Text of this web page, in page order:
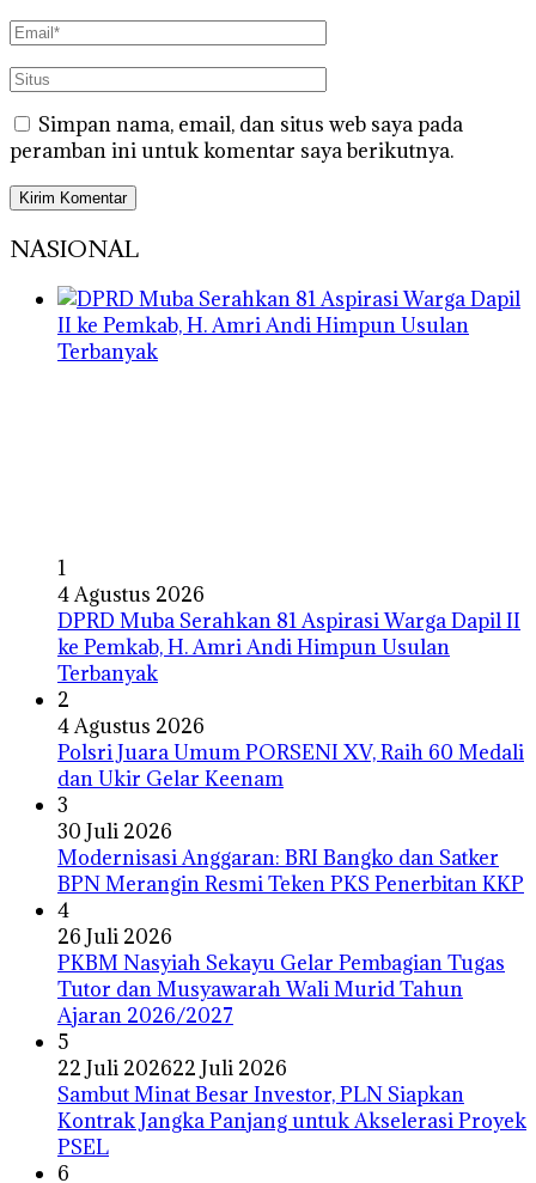
Simpan nama, email, dan situs web saya pada
peramban ini untuk komentar saya berikutnya.
NASIONAL
1
4 Agustus 2026
DPRD Muba Serahkan 81 Aspirasi Warga Dapil II
ke Pemkab, H. Amri Andi Himpun Usulan
Terbanyak
2
4 Agustus 2026
Polsri Juara Umum PORSENI XV, Raih 60 Medali
dan Ukir Gelar Keenam
3
30 Juli 2026
Modernisasi Anggaran: BRI Bangko dan Satker
BPN Merangin Resmi Teken PKS Penerbitan KKP
4
26 Juli 2026
PKBM Nasyiah Sekayu Gelar Pembagian Tugas
Tutor dan Musyawarah Wali Murid Tahun
Ajaran 2026/2027
5
22 Juli 202622 Juli 2026
Sambut Minat Besar Investor, PLN Siapkan
Kontrak Jangka Panjang untuk Akselerasi Proyek
PSEL
6